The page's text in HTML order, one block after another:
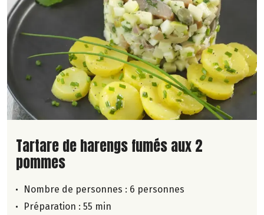
Lire la suite de la recette
Tartare de harengs fumés aux 2
pommes
Nombre de personnes : 6 personnes
Préparation : 55 min